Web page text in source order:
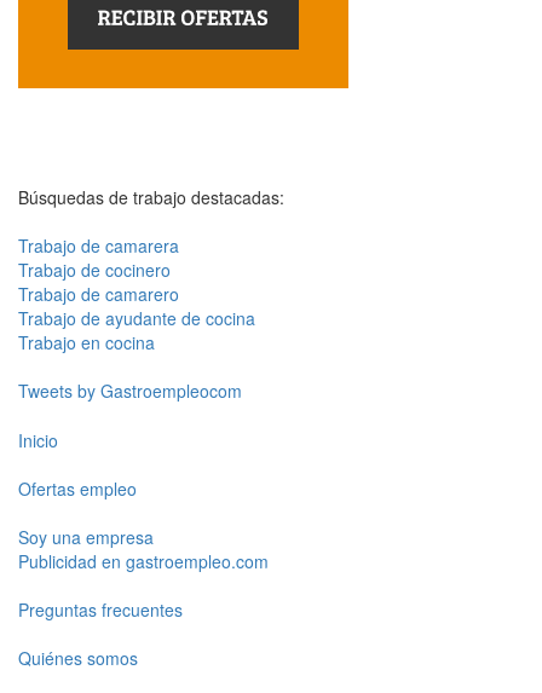
Búsquedas de trabajo destacadas:
Trabajo de camarera
Trabajo de cocinero
Trabajo de camarero
Trabajo de ayudante de cocina
Trabajo en cocina
Tweets by Gastroempleocom
Inicio
Ofertas empleo
Soy una empresa
Publicidad en gastroempleo.com
Preguntas frecuentes
Quiénes somos